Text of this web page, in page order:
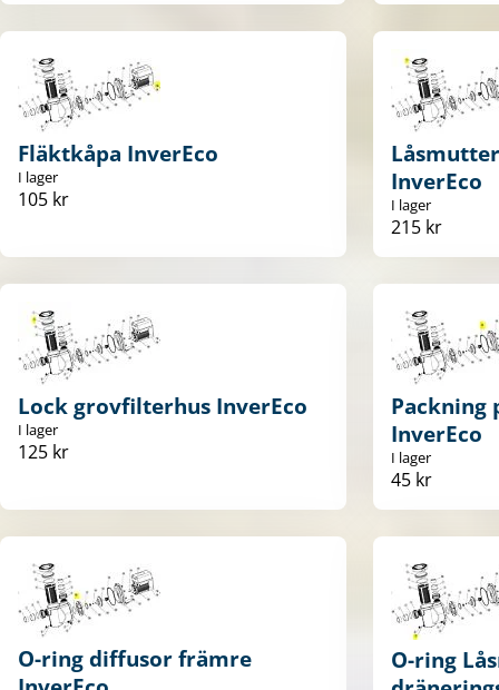
Fläktkåpa InverEco
I lager
105 kr
InverEco
I lager
215 kr
Lock grovfilterhus InverEco
I lager
125 kr
Packning
InverEco
I lager
45 kr
O-ring diffusor främre
O-ring